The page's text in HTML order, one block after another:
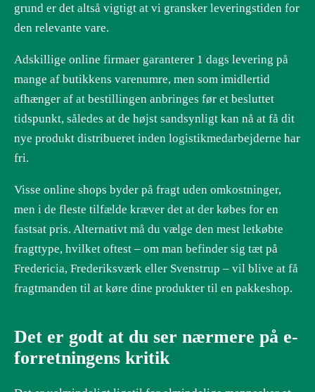
grund er det altså vigtigt at vi gransker leveringstiden for
den relevante vare.
Adskillige online firmaer garanterer 1 dags levering på
mange af butikkens varenumre, men som imidlertid
afhænger af at bestillingen anbringes før et besluttet
tidspunkt, således at de højst sandsynligt kan nå at få dit
nye produkt distribueret inden logistikmedarbejderne har
fri.
Visse online shops byder på fragt uden omkostninger,
men i de fleste tilfælde kræver det at der købes for en
fastsat pris. Alternativt må du vælge den mest letkøbte
fragttype, hvilket oftest – om man befinder sig tæt på
Fredericia, Frederiksværk eller Svenstrup – vil blive at få
fragtmanden til at køre dine produkter til en pakkeshop.
Det er godt at du ser nærmere på e-
forretningens kritik